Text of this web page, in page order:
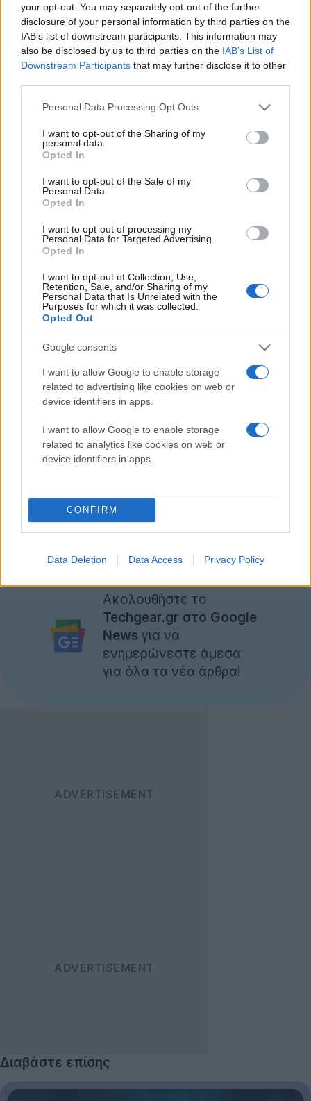
your opt-out. You may separately opt-out of the further
disclosure of your personal information by third parties on the
IAB’s list of downstream participants. This information may
also be disclosed by us to third parties on the IAB’s List of
Downstream Participants that may further disclose it to other
Please note that this website/app uses one or more Google
not limited to your visit or usage behaviour. You may click to
grant or deny consent to Google and its third-party tags to
use your data for below specified purposes in below Google
consent section.
Personal Data Processing Opt Outs
I want to opt-out of the Sharing of my
personal data.
Opted In
I want to opt-out of the Sale of my
Personal Data.
Opted In
I want to opt-out of processing my
Personal Data for Targeted Advertising.
Opted In
I want to opt-out of Collection, Use,
Retention, Sale, and/or Sharing of my
Personal Data that Is Unrelated with the
Purposes for which it was collected.
Opted Out
Google consents
I want to allow Google to enable storage
related to advertising like cookies on web or
device identifiers in apps.
I want to allow Google to enable storage
related to analytics like cookies on web or
device identifiers in apps.
CONFIRM
Data Deletion Data Access Privacy Policy
περιγράφουν την εμπειρία ως ένα «διαλογιστικό ταξίδι
συγχώρεσης» που συνδυάζει την ηρεμία με την
πρόκληση. Η ατμόσφαιρα, μαζί με την πρωτότυπη
ξεχωρίζει από την πρώτη στιγμή κυκλοφορίας του.
σε iOS και Android, κερδίζοντας γρήγορα φήμη και
κριτική αναγνώριση. Το 2015 κυκλοφόρησε και για
Windows Phone, ενώ χρειάστηκε να περάσουν αρκετά
χρόνια μέχρι να μεταφερθεί στον κόσμο των PC, με
την έκδοση για υπολογιστές να φτάνει τελικά το
συνέχειες, συνεχίζοντας να εξερευνά τον μαγικό
Η προσφορά του Epic Games Store είναι ήδη ενεργή
Όσοι προσθέσουν το παιχνίδι στη βιβλιοθήκη τους
μέσα σε αυτό το διάστημα θα το κρατήσουν για
πάντα χωρίς καμία χρέωση. Πρόκειται για μια
ιδιαίτερα αν αγαπά τα puzzle games με ξεχωριστή
αισθητική και ατμόσφαιρα.
Monument Valley - [ Epic Games Store Link]
Ακολουθήστε το
Techgear.gr στο Google
News για να
ενημερώνεστε άμεσα
για όλα τα νέα άρθρα!
Διαβάστε επίσης